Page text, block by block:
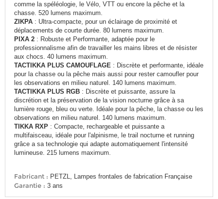
comme la spéléologie, le Vélo, VTT ou encore la pêche et la
chasse. 520 lumens maximum.
ZIKPA : Ultra-compacte, pour un éclairage de proximité et
déplacements de courte durée. 80 lumens maximum.
PIXA 2 : Robuste et Performante, adaptée pour le
professionnalisme afin de travailler les mains libres et de résister
aux chocs. 40 lumens maximum.
TACTIKKA PLUS CAMOUFLAGE : Discrète et performante, idéale
pour la chasse ou la pêche mais aussi pour rester camoufler pour
les observations en milieu naturel. 140 lumens maximum.
TACTIKKA PLUS RGB : Discrète et puissante, assure la
discrétion et la préservation de la vision nocturne grâce à sa
lumière rouge, bleu ou verte. Idéale pour la pêche, la chasse ou les
observations en milieu naturel. 140 lumens maximum.
TIKKA RXP : Compacte, rechargeable et puissante a
multifaisceau, idéale pour l'alpinisme, le trail nocturne et running
grâce a sa technologie qui adapte automatiquement l'intensité
lumineuse. 215 lumens maximum.
Fabricant : PETZL, Lampes frontales de fabrication Française
Garantie : 3 ans